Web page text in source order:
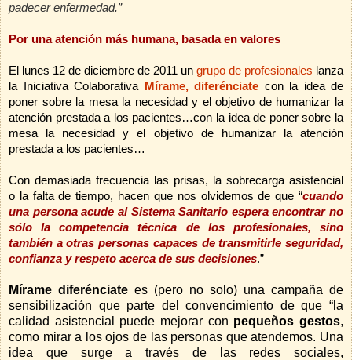
padecer enfermedad.”
Por una atención más humana, basada en valores
El lunes 12 de diciembre de 2011 un grupo de profesionales lanza
la Iniciativa Colaborativa
Mírame, diferénciate con la idea de
poner sobre la mesa la necesidad y el objetivo de humanizar la
atención prestada a los pacientes…con la idea de poner sobre la
mesa la necesidad y el objetivo de humanizar la atención
prestada a los pacientes…
Con demasiada frecuencia las prisas, la sobrecarga asistencial
o la falta de tiempo, hacen que nos olvidemos de que “cuando
una persona acude al Sistema Sanitario espera encontrar no
sólo la competencia técnica de los profesionales, sino
también a otras personas capaces de transmitirle seguridad,
confianza y respeto acerca de sus decisiones.”
Mírame diferénciate es (pero no solo) una campaña de
sensibilización que parte del convencimiento de que “la
calidad asistencial puede mejorar con pequeños gestos,
como mirar a los ojos de las personas que atendemos. Una
idea que surge a través de las redes sociales,